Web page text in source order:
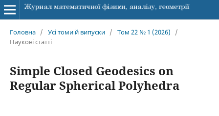
Головна / Усі томи й випуски / Том 22 № 1 (2026)
/
Наукові статті
Simple Closed Geodesics on
Regular Spherical Polyhedra